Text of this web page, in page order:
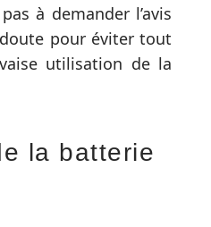
à demander l’avis
pour éviter tout
utilisation de la
la batterie